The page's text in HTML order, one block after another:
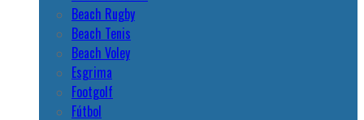
Beach Rugby
Beach Tenis
Beach Voley
Esgrima
Footgolf
Fútbol